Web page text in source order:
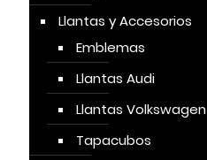
Llantas y Accesorios
Emblemas
Llantas Audi
Llantas Volkswagen
Tapacubos